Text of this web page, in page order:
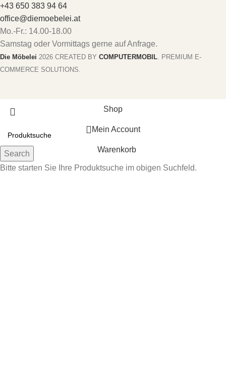
+43 650 383 94 64
office@diemoebelei.at
Mo.-Fr.: 14.00-18.00
Samstag oder Vormittags gerne auf Anfrage.
Die Möbelei 2026 CREATED BY COMPUTERMOBIL. PREMIUM E-
COMMERCE SOLUTIONS.
Search
Bitte starten Sie Ihre Produktsuche im obigen Suchfeld.
Shop
Mein Account
Warenkorb